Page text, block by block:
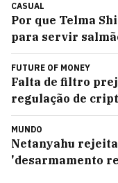
CASUAL
Por que Telma
para servir
FUTURE OF MONEY
Falta de filtro
regulação de
MUNDO
Netanyahu
'desarmamento